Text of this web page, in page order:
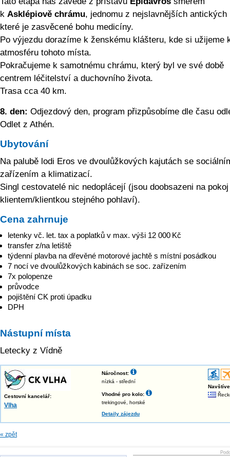
k Asklépiově chrámu, jednomu z nejslavnějších antických
které je zasvěcené bohu medicíny.
Po výjezdu dorazíme k ženskému klášteru, kde si užijeme
atmosféru tohoto místa.
Pokračujeme k samotnému chrámu, který byl ve své době
centrem léčitelství a duchovního života.
Trasa cca 40 km.
8. den: Odjezdový den, program přizpůsobíme dle času
Odlet z Athén.
Ubytování
Na palubě lodi Eros ve dvoulůžkových kajutách se
zařízením a klimatizací.
Singl cestovatelé nic nedoplácejí (jsou doobsazeni na
klientem/klientkou stejného pohlaví).
Cena zahrnuje
letenky vč. let. tax a poplatků v max. výši 12 000 Kč
transfer z/na letiště
týdenní plavba na dřevěné motorové jachtě s místní posádkou
7 nocí ve dvoulůžkových kabinách se soc. zařízením
7x polopenze
průvodce
pojištění CK proti úpadku
DPH
Nástupní místa
Letecky z Vídně
Cestovní kancelář:
Vlha
Náročnost:
nízká - střední
Vhodné pro kolo:
trekingové, horské
Detaily zájezdu
« zpět